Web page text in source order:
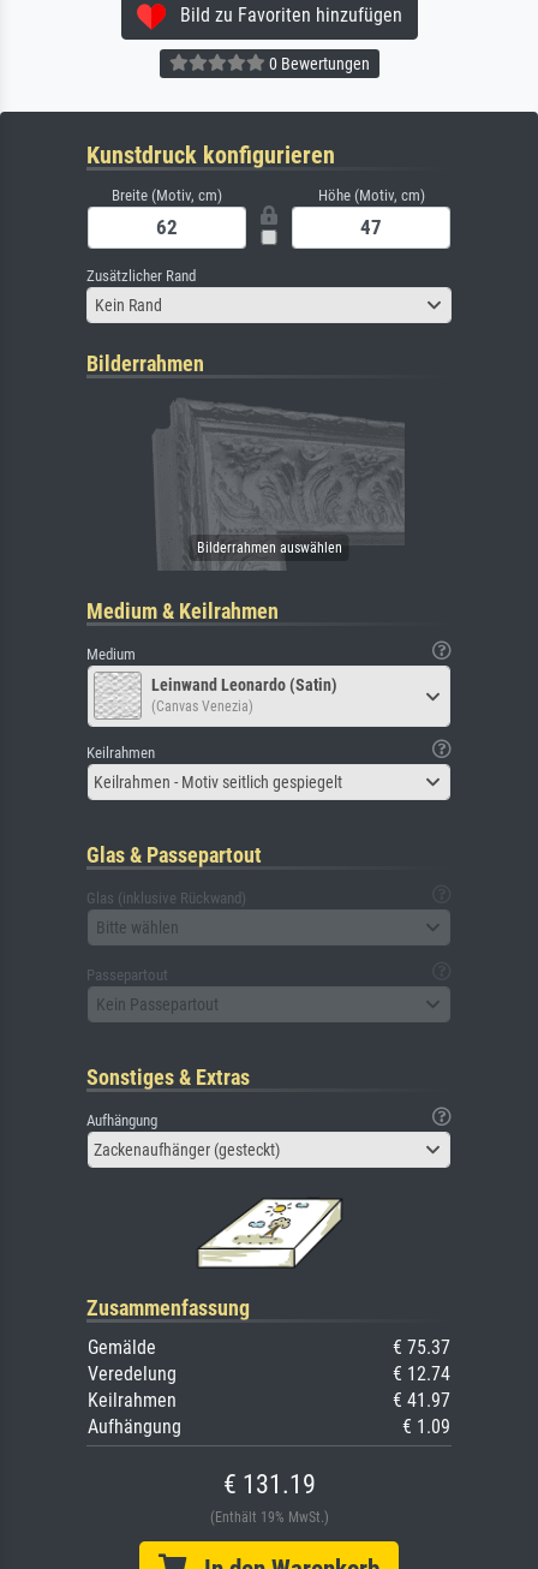
Bild zu Favoriten hinzufügen
0 Bewertungen
Kunstdruck konfigurieren
Breite (Motiv, cm) Höhe (Motiv, cm)
Zusätzlicher Rand
Kein Rand
Bilderrahmen
Medium & Keilrahmen
Medium
Leinwand Leonardo (Satin)
(Canvas Venezia)
Keilrahmen
Keilrahmen - Motiv seitlich gespiegelt
Glas & Passepartout
Glas (inklusive Rückwand)
Bitte wählen
Passepartout
Kein Passepartout
Sonstiges & Extras
Aufhängung
Zackenaufhänger (gesteckt)
Zusammenfassung
Gemälde
€ 75.37
Veredelung
€ 12.74
Keilrahmen
€ 41.97
Aufhängung
€ 1.09
€ 131.19
(Enthält 19% MwSt.)